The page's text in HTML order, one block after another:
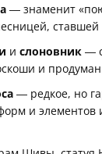
— знаменит
и слоновник —
и
— редкое, но
и элементов